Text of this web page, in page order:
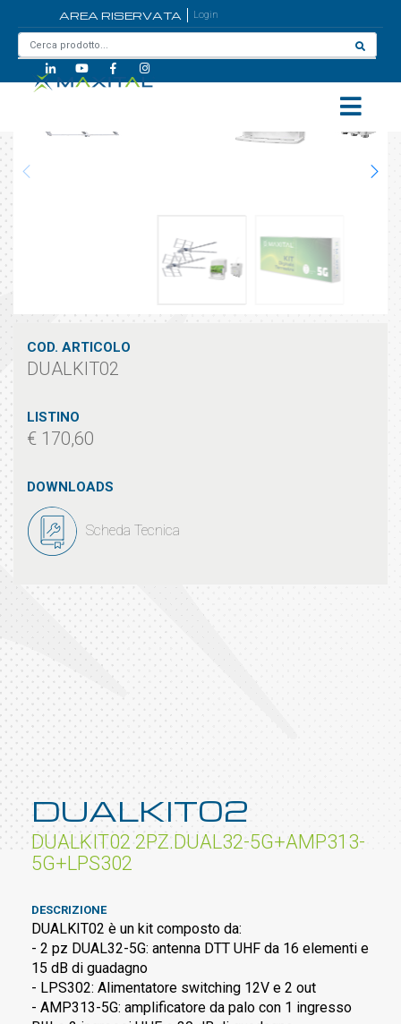
AREA RISERVATA Login
DUALKIT02
COD. ARTICOLO
DUALKIT02
LISTINO
€ 170,60
DOWNLOADS
Scheda Tecnica
DUALKIT02
DUALKIT02 2PZ.DUAL32-5G+AMP313-
5G+LPS302
DESCRIZIONE
DUALKIT02 è un kit composto da:
- 2 pz DUAL32-5G: antenna DTT UHF da 16 elementi e
15 dB di guadagno
- LPS302: Alimentatore switching 12V e 2 out
- AMP313-5G: amplificatore da palo con 1 ingresso